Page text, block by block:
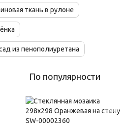
ткань в рулоне
из пенополиуретана
По популярности